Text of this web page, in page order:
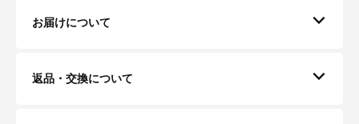
お届けについて
返品・交換について